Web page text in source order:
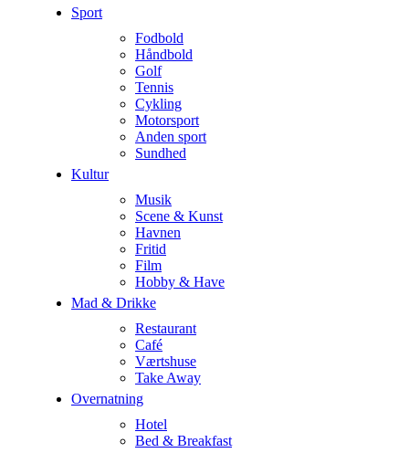
Sport
Fodbold
Håndbold
Golf
Tennis
Cykling
Motorsport
Anden sport
Sundhed
Kultur
Musik
Scene & Kunst
Havnen
Fritid
Film
Hobby & Have
Mad & Drikke
Restaurant
Café
Værtshuse
Take Away
Overnatning
Hotel
Bed & Breakfast